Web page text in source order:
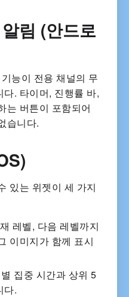
림 (안드로
능이 전용 채널의 무
. 타이머, 진행률 바,
는 버튼이 포함되어
습니다.
있는 위젯이 세 가지
레벨, 다음 레벨까지
이미지가 함께 표시
집중 시간과 상위 5
다.